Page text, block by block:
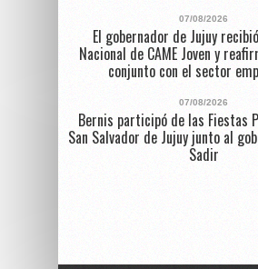
07/08/2026
El gobernador de Jujuy
Nacional de CAME Joven y
conjunto con el sector
07/08/2026
Bernis participó de las Fiestas
San Salvador de Jujuy junto al
Sadir